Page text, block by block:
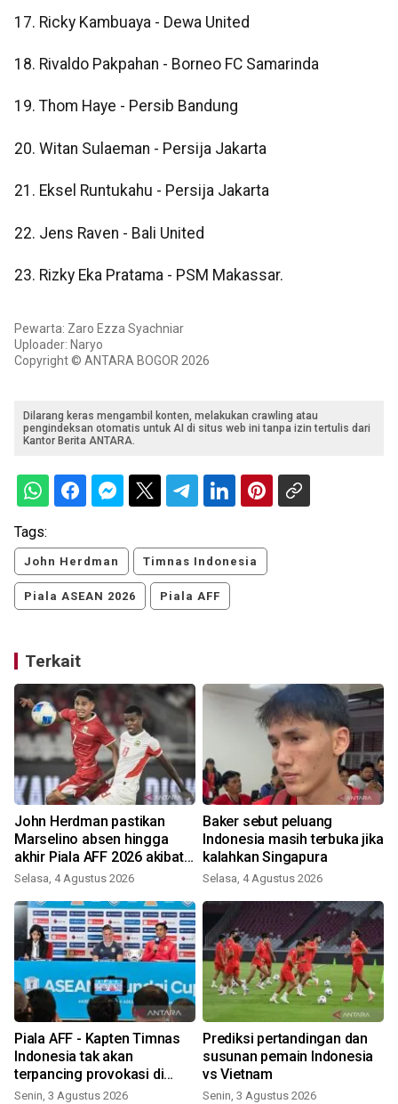
17. Ricky Kambuaya - Dewa United
18. Rivaldo Pakpahan - Borneo FC Samarinda
19. Thom Haye - Persib Bandung
20. Witan Sulaeman - Persija Jakarta
21. Eksel Runtukahu - Persija Jakarta
22. Jens Raven - Bali United
23. Rizky Eka Pratama - PSM Makassar.
Pewarta: Zaro Ezza Syachniar
Uploader: Naryo
Copyright © ANTARA BOGOR 2026
Dilarang keras mengambil konten, melakukan crawling atau
pengindeksan otomatis untuk AI di situs web ini tanpa izin tertulis dari
Kantor Berita ANTARA.
Tags:
John Herdman Timnas Indonesia
Piala ASEAN 2026 Piala AFF
Terkait
John Herdman pastikan
Marselino absen hingga
akhir Piala AFF 2026 akibat
cedera
Selasa, 4 Agustus 2026
Baker sebut peluang
Indonesia masih terbuka jika
kalahkan Singapura
Selasa, 4 Agustus 2026
Piala AFF - Kapten Timnas
Indonesia tak akan
terpancing provokasi di
lapangan
Senin, 3 Agustus 2026
Prediksi pertandingan dan
susunan pemain Indonesia
vs Vietnam
Senin, 3 Agustus 2026